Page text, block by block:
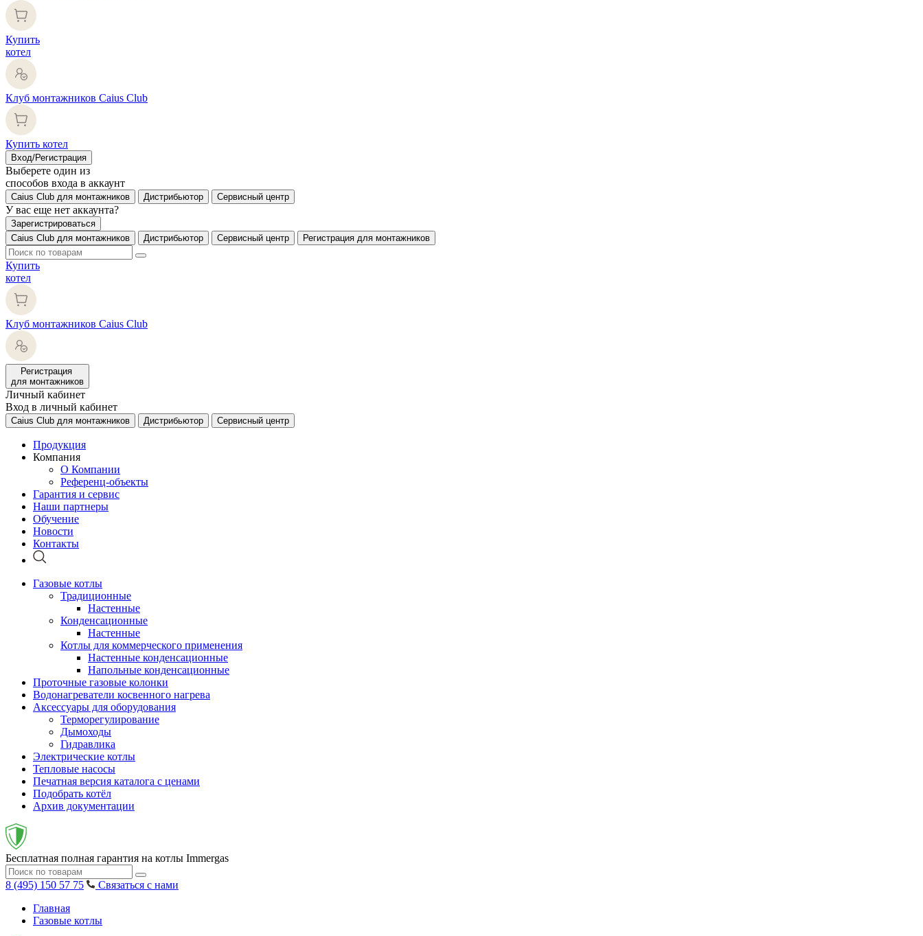
Купить
котел
Клуб монтажников Caius Club
Купить котел
Вход/Регистрация
Выберете один из
способов входа в аккаунт
Caius Club для монтажников Дистрибьютор Сервисный центр
У вас еще нет аккаунта?
Зарегистрироваться
Caius Club для монтажников
Дистрибьютор Сервисный центр Регистрация для монтажников
Купить
котел
Клуб монтажников Caius Club
Регистрация
для монтажников
Личный кабинет
Вход в личный кабинет
Caius Club для монтажников Дистрибьютор Сервисный центр
Продукция
Компания
О Компании
Референц-объекты
Гарантия и сервис
Наши партнеры
Обучение
Новости
Контакты
Газовые котлы
Традиционные
Настенные
Конденсационные
Настенные
Котлы для коммерческого применения
Настенные конденсационные
Напольные конденсационные
Проточные газовые колонки
Водонагреватели косвенного нагрева
Аксессуары для оборудования
Терморегулирование
Дымоходы
Гидравлика
Электрические котлы
Тепловые насосы
Печатная версия каталога с ценами
Подобрать котёл
Архив документации
Бесплатная полная гарантия на котлы Immergas
8 (495) 150 57 75
Связаться с нами
Главная
Газовые котлы